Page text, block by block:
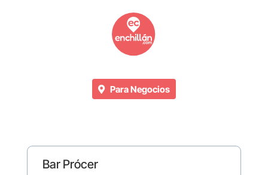
Para Negocios
Bar Prócer